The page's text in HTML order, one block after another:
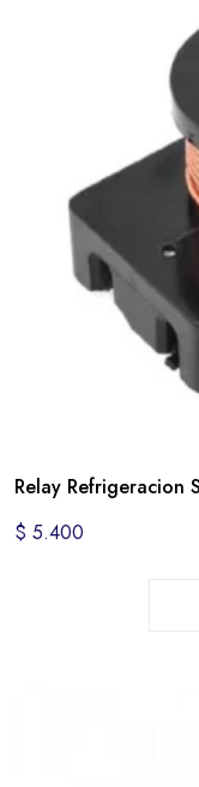
Relay Refrigeracion
$ 5.400